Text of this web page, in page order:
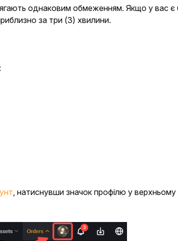
однаковим обмеженням. Якщо у вас є
за три (3) хвилини.
, натиснувши значок профілю у верхньому